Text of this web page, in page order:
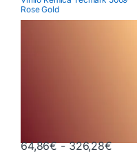
Poliméricos
Rose Gold
64,86€ - 326,28€